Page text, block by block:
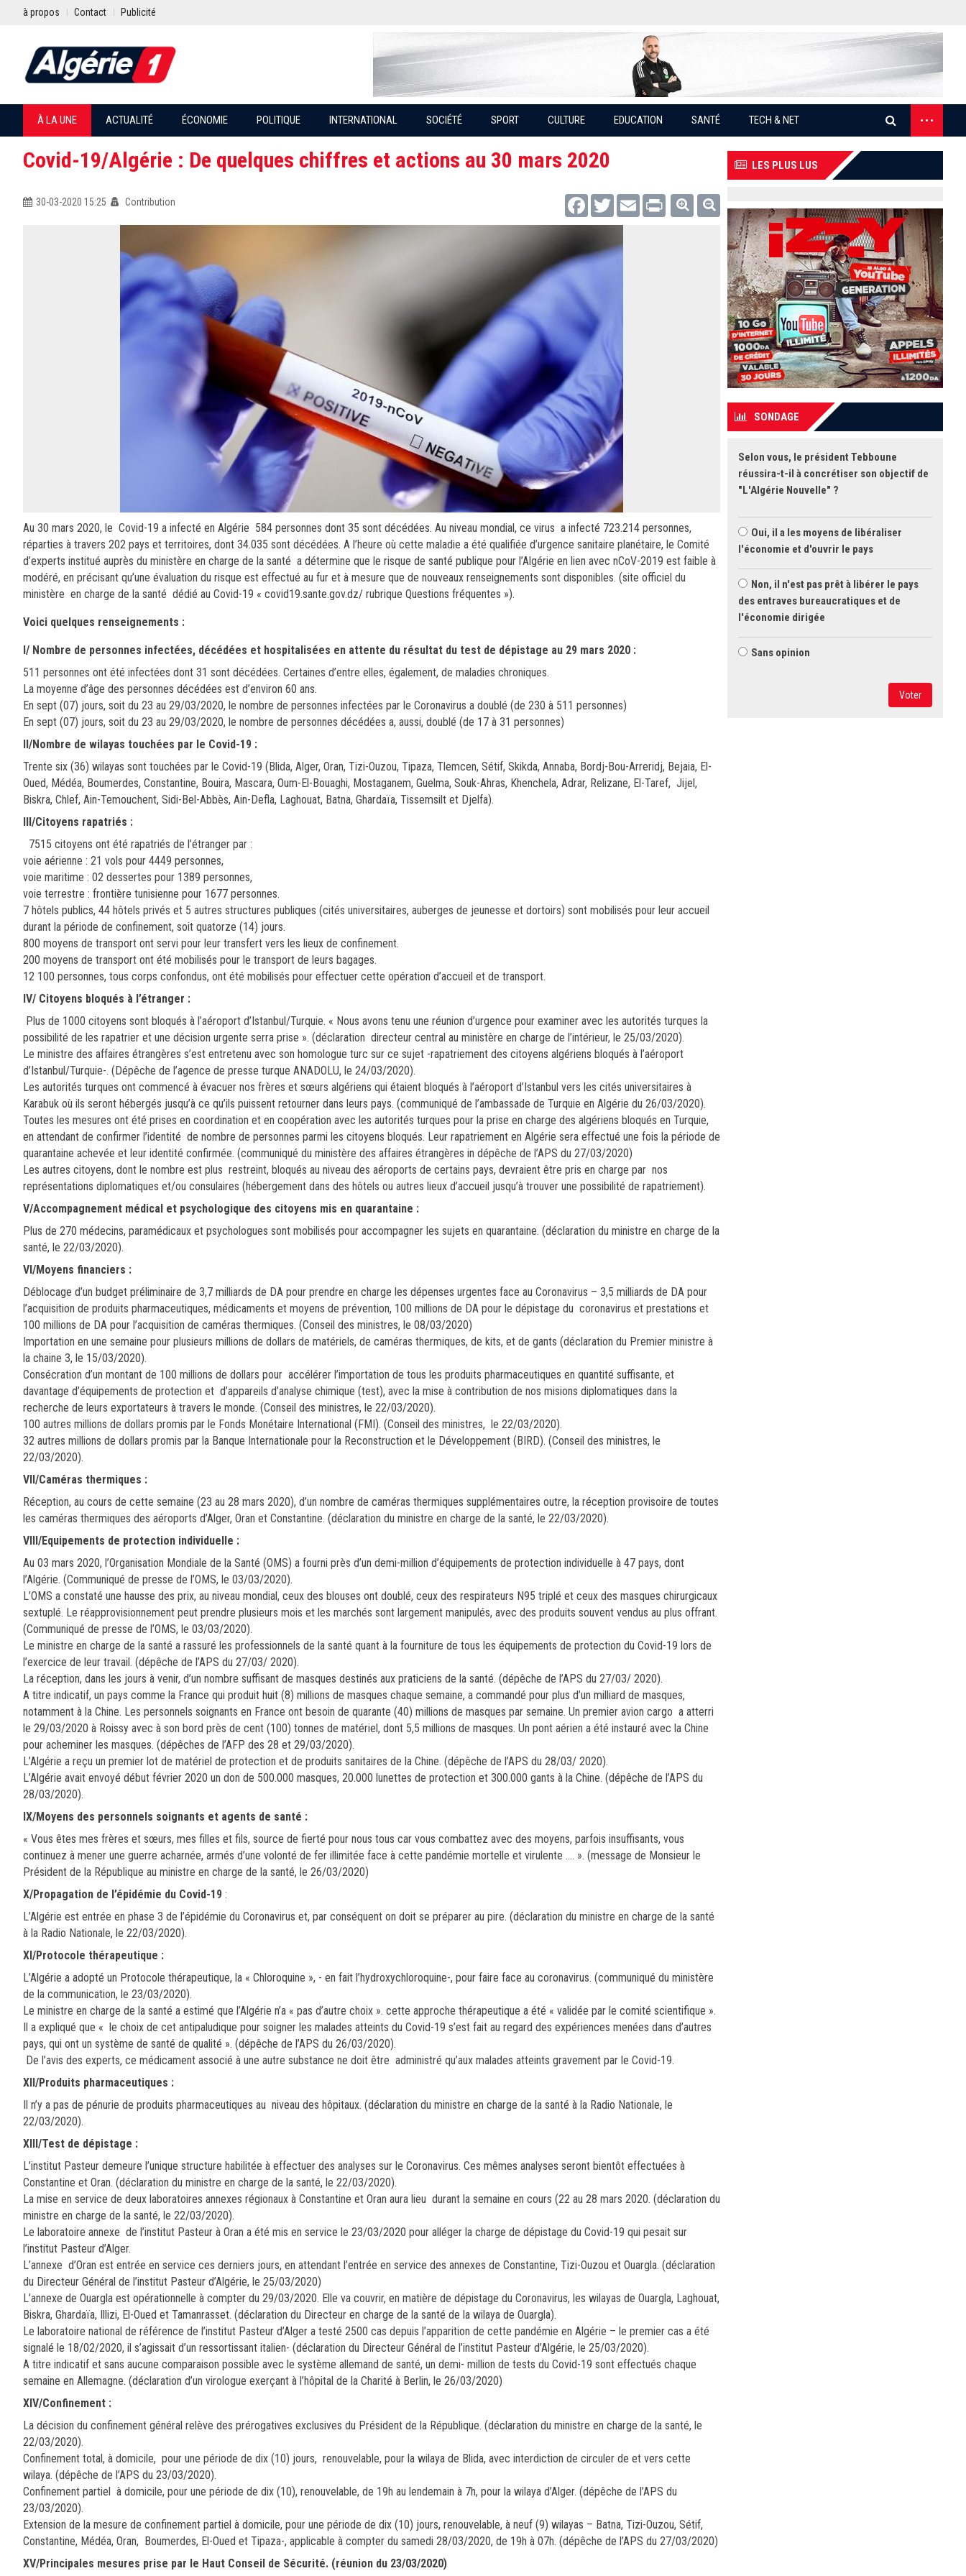
à propos Contact Publicité
À LA UNE ACTUALITÉ ÉCONOMIE POLITIQUE INTERNATIONAL SOCIÉTÉ SPORT CULTURE EDUCATION SANTÉ TECH & NET
...
Covid-19/Algérie : De quelques chiffres et actions au 30 mars 2020
30-03-2020 15:25 Contribution FacebookTwitter Email Print
Au 30 mars 2020, le Covid-19 a infecté en Algérie 584 personnes dont 35 sont décédées. Au niveau mondial, ce virus a infecté 723.214 personnes,
réparties à travers 202 pays et territoires, dont 34.035 sont décédées. A l’heure où cette maladie a été qualifiée d’urgence sanitaire planétaire, le Comité
d’experts institué auprès du ministère en charge de la santé a détermine que le risque de santé publique pour l’Algérie en lien avec nCoV-2019 est faible à
modéré, en précisant qu’une évaluation du risque est effectué au fur et à mesure que de nouveaux renseignements sont disponibles. (site officiel du
ministère en charge de la santé dédié au Covid-19 « covid19.sante.gov.dz/ rubrique Questions fréquentes »).
Voici quelques renseignements :
I/ Nombre de personnes infectées, décédées et hospitalisées en attente du résultat du test de dépistage au 29 mars 2020 :
511 personnes ont été infectées dont 31 sont décédées. Certaines d’entre elles, également, de maladies chroniques.
La moyenne d’âge des personnes décédées est d’environ 60 ans.
En sept (07) jours, soit du 23 au 29/03/2020, le nombre de personnes infectées par le Coronavirus a doublé (de 230 à 511 personnes)
En sept (07) jours, soit du 23 au 29/03/2020, le nombre de personnes décédées a, aussi, doublé (de 17 à 31 personnes)
II/Nombre de wilayas touchées par le Covid-19 :
Trente six (36) wilayas sont touchées par le Covid-19 (Blida, Alger, Oran, Tizi-Ouzou, Tipaza, Tlemcen, Sétif, Skikda, Annaba, Bordj-Bou-Arreridj, Bejaia, El-
Oued, Médéa, Boumerdes, Constantine, Bouira, Mascara, Oum-El-Bouaghi, Mostaganem, Guelma, Souk-Ahras, Khenchela, Adrar, Relizane, El-Taref, Jijel,
Biskra, Chlef, Ain-Temouchent, Sidi-Bel-Abbès, Ain-Defla, Laghouat, Batna, Ghardaïa, Tissemsilt et Djelfa).
III/Citoyens rapatriés :
7515 citoyens ont été rapatriés de l’étranger par :
voie aérienne : 21 vols pour 4449 personnes,
voie maritime : 02 dessertes pour 1389 personnes,
voie terrestre : frontière tunisienne pour 1677 personnes.
7 hôtels publics, 44 hôtels privés et 5 autres structures publiques (cités universitaires, auberges de jeunesse et dortoirs) sont mobilisés pour leur accueil
durant la période de confinement, soit quatorze (14) jours.
800 moyens de transport ont servi pour leur transfert vers les lieux de confinement.
200 moyens de transport ont été mobilisés pour le transport de leurs bagages.
12 100 personnes, tous corps confondus, ont été mobilisés pour effectuer cette opération d’accueil et de transport.
IV/ Citoyens bloqués à l’étranger :
Plus de 1000 citoyens sont bloqués à l’aéroport d’Istanbul/Turquie. « Nous avons tenu une réunion d’urgence pour examiner avec les autorités turques la
possibilité de les rapatrier et une décision urgente serra prise ». (déclaration directeur central au ministère en charge de l’intérieur, le 25/03/2020).
Le ministre des affaires étrangères s’est entretenu avec son homologue turc sur ce sujet -rapatriement des citoyens algériens bloqués à l’aéroport
d’Istanbul/Turquie-. (Dépêche de l’agence de presse turque ANADOLU, le 24/03/2020).
Les autorités turques ont commencé à évacuer nos frères et sœurs algériens qui étaient bloqués à l’aéroport d’Istanbul vers les cités universitaires à
Karabuk où ils seront hébergés jusqu’à ce qu’ils puissent retourner dans leurs pays. (communiqué de l’ambassade de Turquie en Algérie du 26/03/2020).
Toutes les mesures ont été prises en coordination et en coopération avec les autorités turques pour la prise en charge des algériens bloqués en Turquie,
en attendant de confirmer l’identité de nombre de personnes parmi les citoyens bloqués. Leur rapatriement en Algérie sera effectué une fois la période de
quarantaine achevée et leur identité confirmée. (communiqué du ministère des affaires étrangères in dépêche de l’APS du 27/03/2020)
Les autres citoyens, dont le nombre est plus restreint, bloqués au niveau des aéroports de certains pays, devraient être pris en charge par nos
représentations diplomatiques et/ou consulaires (hébergement dans des hôtels ou autres lieux d’accueil jusqu’à trouver une possibilité de rapatriement).
V/Accompagnement médical et psychologique des citoyens mis en quarantaine :
Plus de 270 médecins, paramédicaux et psychologues sont mobilisés pour accompagner les sujets en quarantaine. (déclaration du ministre en charge de la
santé, le 22/03/2020).
VI/Moyens financiers :
Déblocage d’un budget préliminaire de 3,7 milliards de DA pour prendre en charge les dépenses urgentes face au Coronavirus – 3,5 milliards de DA pour
l’acquisition de produits pharmaceutiques, médicaments et moyens de prévention, 100 millions de DA pour le dépistage du coronavirus et prestations et
100 millions de DA pour l’acquisition de caméras thermiques. (Conseil des ministres, le 08/03/2020)
Importation en une semaine pour plusieurs millions de dollars de matériels, de caméras thermiques, de kits, et de gants (déclaration du Premier ministre à
la chaine 3, le 15/03/2020).
Consécration d’un montant de 100 millions de dollars pour accélérer l’importation de tous les produits pharmaceutiques en quantité suffisante, et
davantage d’équipements de protection et d’appareils d’analyse chimique (test), avec la mise à contribution de nos misions diplomatiques dans la
recherche de leurs exportateurs à travers le monde. (Conseil des ministres, le 22/03/2020).
100 autres millions de dollars promis par le Fonds Monétaire International (FMI). (Conseil des ministres, le 22/03/2020).
32 autres millions de dollars promis par la Banque Internationale pour la Reconstruction et le Développement (BIRD). (Conseil des ministres, le
22/03/2020).
VII/Caméras thermiques :
Réception, au cours de cette semaine (23 au 28 mars 2020), d’un nombre de caméras thermiques supplémentaires outre, la réception provisoire de toutes
les caméras thermiques des aéroports d’Alger, Oran et Constantine. (déclaration du ministre en charge de la santé, le 22/03/2020).
VIII/Equipements de protection individuelle :
Au 03 mars 2020, l’Organisation Mondiale de la Santé (OMS) a fourni près d’un demi-million d’équipements de protection individuelle à 47 pays, dont
l’Algérie. (Communiqué de presse de l’OMS, le 03/03/2020).
L’OMS a constaté une hausse des prix, au niveau mondial, ceux des blouses ont doublé, ceux des respirateurs N95 triplé et ceux des masques chirurgicaux
sextuplé. Le réapprovisionnement peut prendre plusieurs mois et les marchés sont largement manipulés, avec des produits souvent vendus au plus offrant.
(Communiqué de presse de l’OMS, le 03/03/2020).
Le ministre en charge de la santé a rassuré les professionnels de la santé quant à la fourniture de tous les équipements de protection du Covid-19 lors de
l’exercice de leur travail. (dépêche de l’APS du 27/03/ 2020).
La réception, dans les jours à venir, d’un nombre suffisant de masques destinés aux praticiens de la santé. (dépêche de l’APS du 27/03/ 2020).
A titre indicatif, un pays comme la France qui produit huit (8) millions de masques chaque semaine, a commandé pour plus d’un milliard de masques,
notamment à la Chine. Les personnels soignants en France ont besoin de quarante (40) millions de masques par semaine. Un premier avion cargo a atterri
le 29/03/2020 à Roissy avec à son bord près de cent (100) tonnes de matériel, dont 5,5 millions de masques. Un pont aérien a été instauré avec la Chine
pour acheminer les masques. (dépêches de l’AFP des 28 et 29/03/2020).
L’Algérie a reçu un premier lot de matériel de protection et de produits sanitaires de la Chine. (dépêche de l’APS du 28/03/ 2020).
L’Algérie avait envoyé début février 2020 un don de 500.000 masques, 20.000 lunettes de protection et 300.000 gants à la Chine. (dépêche de l’APS du
28/03/2020).
IX/Moyens des personnels soignants et agents de santé :
« Vous êtes mes frères et sœurs, mes filles et fils, source de fierté pour nous tous car vous combattez avec des moyens, parfois insuffisants, vous
continuez à mener une guerre acharnée, armés d’une volonté de fer illimitée face à cette pandémie mortelle et virulente …. ». (message de Monsieur le
Président de la République au ministre en charge de la santé, le 26/03/2020)
X/Propagation de l’épidémie du Covid-19 :
L’Algérie est entrée en phase 3 de l’épidémie du Coronavirus et, par conséquent on doit se préparer au pire. (déclaration du ministre en charge de la santé
à la Radio Nationale, le 22/03/2020).
XI/Protocole thérapeutique :
L’Algérie a adopté un Protocole thérapeutique, la « Chloroquine », - en fait l’hydroxychloroquine-, pour faire face au coronavirus. (communiqué du ministère
de la communication, le 23/03/2020).
Le ministre en charge de la santé a estimé que l’Algérie n’a « pas d’autre choix ». cette approche thérapeutique a été « validée par le comité scientifique ».
Il a expliqué que « le choix de cet antipaludique pour soigner les malades atteints du Covid-19 s’est fait au regard des expériences menées dans d’autres
pays, qui ont un système de santé de qualité ». (dépêche de l’APS du 26/03/2020).
De l’avis des experts, ce médicament associé à une autre substance ne doit être administré qu’aux malades atteints gravement par le Covid-19.
XII/Produits pharmaceutiques :
Il n’y a pas de pénurie de produits pharmaceutiques au niveau des hôpitaux. (déclaration du ministre en charge de la santé à la Radio Nationale, le
22/03/2020).
XIII/Test de dépistage :
L’institut Pasteur demeure l’unique structure habilitée à effectuer des analyses sur le Coronavirus. Ces mêmes analyses seront bientôt effectuées à
Constantine et Oran. (déclaration du ministre en charge de la santé, le 22/03/2020).
La mise en service de deux laboratoires annexes régionaux à Constantine et Oran aura lieu durant la semaine en cours (22 au 28 mars 2020. (déclaration du
ministre en charge de la santé, le 22/03/2020).
Le laboratoire annexe de l’institut Pasteur à Oran a été mis en service le 23/03/2020 pour alléger la charge de dépistage du Covid-19 qui pesait sur
l’institut Pasteur d’Alger.
L’annexe d’Oran est entrée en service ces derniers jours, en attendant l’entrée en service des annexes de Constantine, Tizi-Ouzou et Ouargla. (déclaration
du Directeur Général de l’institut Pasteur d’Algérie, le 25/03/2020)
L’annexe de Ouargla est opérationnelle à compter du 29/03/2020. Elle va couvrir, en matière de dépistage du Coronavirus, les wilayas de Ouargla, Laghouat,
Biskra, Ghardaïa, Illizi, El-Oued et Tamanrasset. (déclaration du Directeur en charge de la santé de la wilaya de Ouargla).
Le laboratoire national de référence de l’institut Pasteur d’Alger a testé 2500 cas depuis l’apparition de cette pandémie en Algérie – le premier cas a été
signalé le 18/02/2020, il s’agissait d’un ressortissant italien- (déclaration du Directeur Général de l’institut Pasteur d’Algérie, le 25/03/2020).
A titre indicatif et sans aucune comparaison possible avec le système allemand de santé, un demi- million de tests du Covid-19 sont effectués chaque
semaine en Allemagne. (déclaration d’un virologue exerçant à l’hôpital de la Charité à Berlin, le 26/03/2020)
XIV/Confinement :
La décision du confinement général relève des prérogatives exclusives du Président de la République. (déclaration du ministre en charge de la santé, le
22/03/2020).
Confinement total, à domicile, pour une période de dix (10) jours, renouvelable, pour la wilaya de Blida, avec interdiction de circuler de et vers cette
wilaya. (dépêche de l’APS du 23/03/2020).
Confinement partiel à domicile, pour une période de dix (10), renouvelable, de 19h au lendemain à 7h, pour la wilaya d’Alger. (dépêche de l’APS du
23/03/2020).
Extension de la mesure de confinement partiel à domicile, pour une période de dix (10) jours, renouvelable, à neuf (9) wilayas – Batna, Tizi-Ouzou, Sétif,
Constantine, Médéa, Oran, Boumerdes, El-Oued et Tipaza-, applicable à compter du samedi 28/03/2020, de 19h à 07h. (dépêche de l’APS du 27/03/2020)
XV/Principales mesures prise par le Haut Conseil de Sécurité. (réunion du 23/03/2020)
LES PLUS LUS
SONDAGE
Selon vous, le président Tebboune
réussira-t-il à concrétiser son objectif de
"L'Algérie Nouvelle" ?
Oui, il a les moyens de libéraliser
l'économie et d'ouvrir le pays
Non, il n'est pas prêt à libérer le pays
des entraves bureaucratiques et de
l'économie dirigée
Sans opinion
Voter